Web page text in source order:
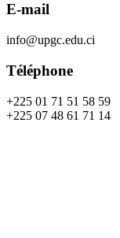
E-mail
info@upgc.edu.ci
Téléphone
+225 01 71 51 58 59
+225 07 48 61 71 14